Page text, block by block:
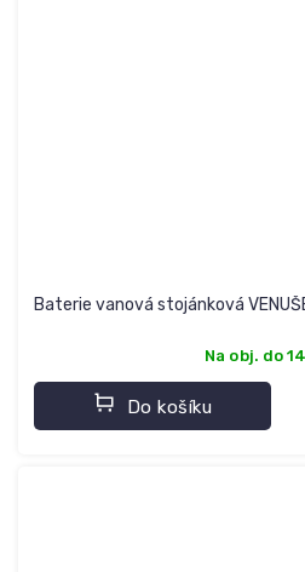
Baterie vanová stojánková
Na obj. do
Do košíku